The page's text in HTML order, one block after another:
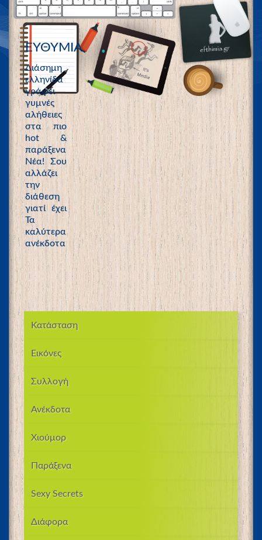
ΕΥΘΥΜΙΑ
Διάσημη
ελληνίδα
γράφει
γυμνές
αλήθειες
στα πιο
hot &
παράξενα
Νέα! Σου
αλλάζει
την
διάθεση
γιατί έχει
Τα
καλύτερα
ανέκδοτα
Κατάσταση
Εικόνες
Συλλογή
Ανέκδοτα
Χιούμορ
Παράξενα
Sexy Secrets
Διάφορα